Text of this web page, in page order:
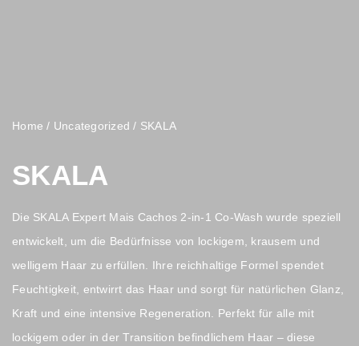
Home / Uncategorized / SKALA
SKALA
Die SKALA Expert Mais Cachos 2-in-1 Co-Wash wurde speziell
entwickelt, um die Bedürfnisse von lockigem, krausem und
welligem Haar zu erfüllen. Ihre reichhaltige Formel spendet
Feuchtigkeit, entwirrt das Haar und sorgt für natürlichen Glanz,
Kraft und eine intensive Regeneration. Perfekt für alle mit
lockigem oder in der Transition befindlichem Haar – diese